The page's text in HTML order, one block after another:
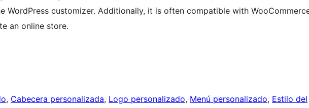
WordPress customizer. Additionally, it is often compatible with
an online store.
, Cabecera personalizada, Logo personalizado, Menú personalizado, Estilo del